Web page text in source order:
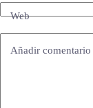
Web
Añadir comentario